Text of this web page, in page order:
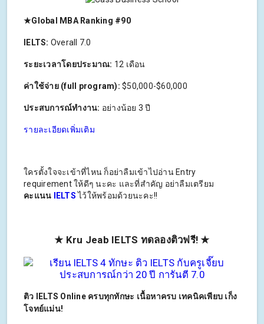
★Global MBA Ranking #90
IELTS: Overall 7.0
ระยะเวลาโดยประมาณ: 12 เดือน
ค่าใช้จ่าย (full program): $50,000-$60,000
ประสบการณ์ทำงาน: อย่างน้อย 3 ปี
รายละเอียดเพิ่มเติม
ใครตั้งใจจะเข้าที่ไหน ก็อย่าลืมเข้าไปอ่าน Entry
requirement ให้ดีๆ นะคะ และที่สำคัญ อย่าลืมเตรียม
คะแนน
IELTSไว้ให้พร้อมด้วยนะคะ!!
★ Kru Jeab IELTS ทดลองติวฟรี! ★
ติว IELTS Online ครบทุกทักษะ เนื้อหาครบ เทคนิคเพียบ เก็ง
โจทย์แม่น!